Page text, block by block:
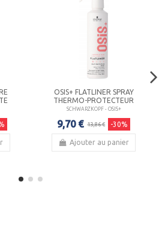
OSIS+ FLATLINER SPRAY
THERMO-PROTECTEUR
SCHWARZKOPF - OSIS+
9,70 € 13,86 € -30%
Ajouter au panier